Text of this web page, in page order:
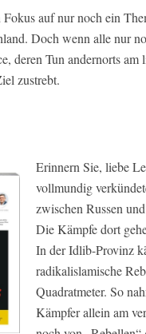
auf nur noch ein
Doch wenn alle nur
deren Tun andernorts am
zustrebt.
Erinnern Sie, liebe
vollmundig
zwischen Russen
Die Kämpfe dort
In der Idlib-Provinz
radikalislamische
Quadratmeter. So
Kämpfer allein am